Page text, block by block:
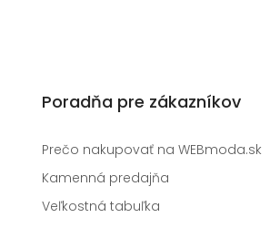
Poradňa pre zákazníkov
Prečo nakupovať na WEBmoda.sk
Kamenná predajňa
Veľkostná tabuľka